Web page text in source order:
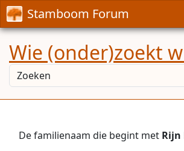
Stamboom Forum
Wie (onder)zoekt
De familienaam die begint met Rijn